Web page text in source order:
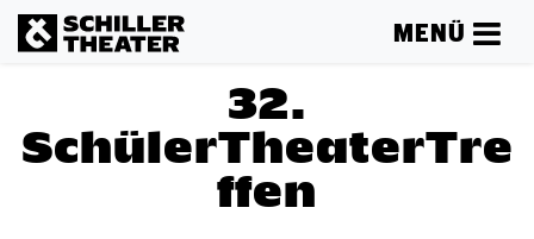
MENÜ
32.
SchülerTheaterTre
ffen